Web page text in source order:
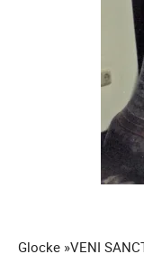
Glocke »VENI